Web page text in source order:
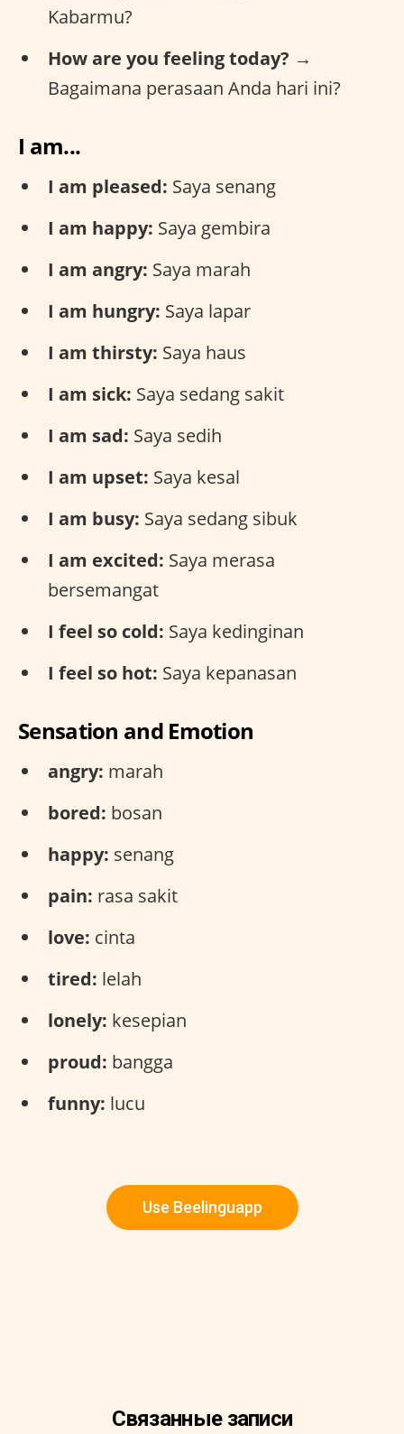
Kabarmu?
How are you feeling today? →
Bagaimana perasaan Anda hari ini?
I am...
I am pleased: Saya senang
I am happy: Saya gembira
I am angry: Saya marah
I am hungry: Saya lapar
I am thirsty: Saya haus
I am sick: Saya sedang sakit
I am sad: Saya sedih
I am upset: Saya kesal
I am busy: Saya sedang sibuk
I am excited: Saya merasa
bersemangat
I feel so cold: Saya kedinginan
I feel so hot: Saya kepanasan
Sensation and Emotion
angry: marah
bored: bosan
happy: senang
pain: rasa sakit
love: cinta
tired: lelah
lonely: kesepian
proud: bangga
funny: lucu
Use Beelinguapp
Связанные записи